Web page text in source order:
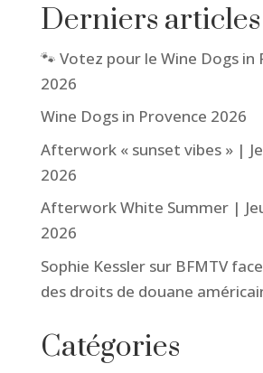
Derniers articles
🐾 Votez pour le Wine Dogs in
2026
Wine Dogs in Provence 2026
Afterwork « sunset vibes » |
2026
Afterwork White Summer |
2026
Sophie Kessler sur BFMTV
des droits de douane
Catégories